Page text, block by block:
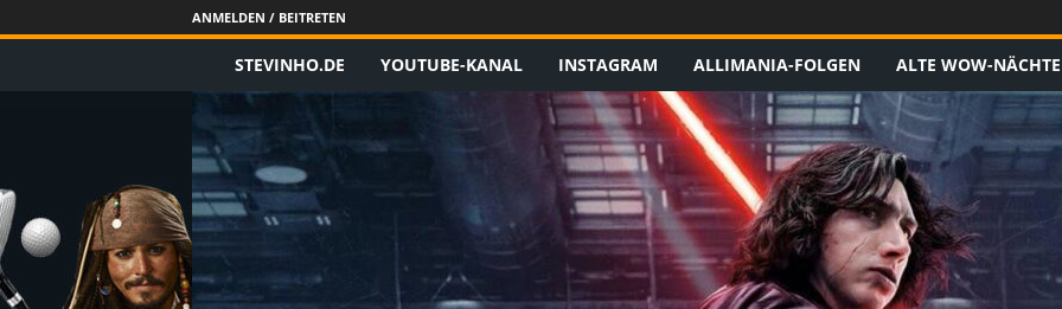
ANMELDEN / BEITRETEN
t
e
v
STEVINHO.DE YOUTUBE-KANAL INSTAGRAM ALLIMANIA-FOLGEN ALTE WOW-NÄCHTE